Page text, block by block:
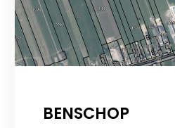
BENSCHOP